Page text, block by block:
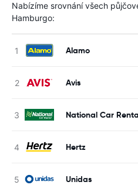
Nabízíme srovnání všech
Hamburgo:
Alamo
Avis
National Car
Hertz
Unidas